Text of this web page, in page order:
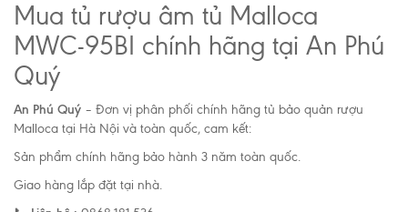
Mua tủ rượu âm tủ Malloca
MWC-95BI chính hãng tại An Phú
Quý
An Phú Quý – Đơn vị phân phối chính hãng tủ bảo quản rượu
Malloca tại Hà Nội và toàn quốc, cam kết:
Sản phẩm chính hãng bảo hành 3 năm toàn quốc.
Giao hàng lắp đặt tại nhà.